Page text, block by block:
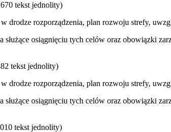
tekst jednolity)
drodze rozporządzenia, plan rozwoju strefy,
osiągnięciu tych celów oraz obowiązki
tekst jednolity)
drodze rozporządzenia, plan rozwoju strefy,
osiągnięciu tych celów oraz obowiązki
tekst jednolity)